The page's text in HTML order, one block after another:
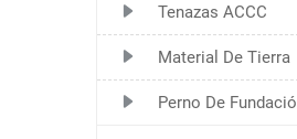
Tenazas ACCC
Material De Tierra
Perno De